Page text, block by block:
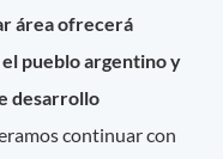
área ofrecerá
pueblo argentino y
desarrollo
continuar con